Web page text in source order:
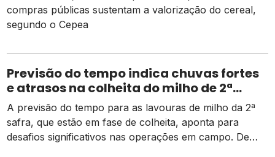
compras públicas sustentam a valorização do cereal,
segundo o Cepea
Previsão do tempo indica chuvas fortes
e atrasos na colheita do milho de 2ª
safra
A previsão do tempo para as lavouras de milho da 2ª
safra, que estão em fase de colheita, aponta para
desafios significativos nas operações em campo. De